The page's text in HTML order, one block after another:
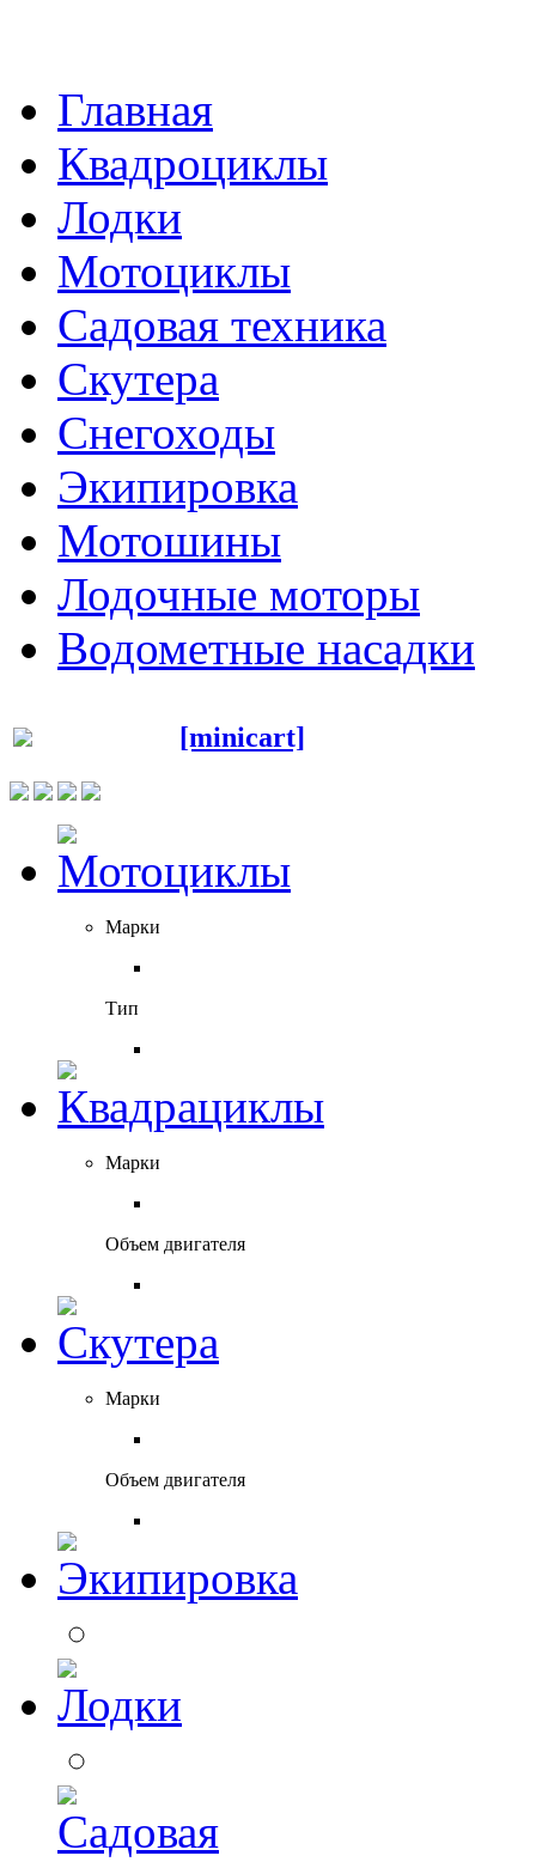
Главная
Квадроциклы
Лодки
Мотоциклы
Садовая техника
Скутера
Снегоходы
Экипировка
Мотошины
Лодочные моторы
Водометные насадки
[minicart]
Марки
Тип
Марки
Объем двигателя
Марки
Объем двигателя